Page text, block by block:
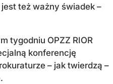
też ważny świadek –
tygodniu OPZZ RIOR
konferencję
– jak twierdzą –